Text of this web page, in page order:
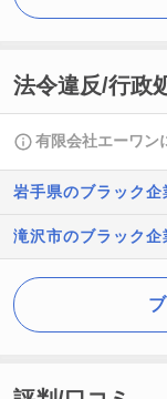
法令違反/行政
有限会社エーワン
岩手県のブラック企
滝沢市のブラック企